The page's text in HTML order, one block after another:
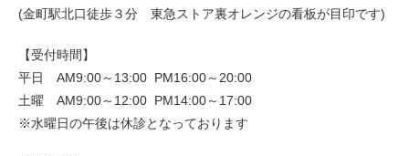
(金町駅北口徒歩３分 東急ストア裏オレンジの看板が目印です)
【受付時間】
平日 AM9:00～13:00 PM16:00～20:00
土曜 AM9:00～12:00 PM14:00～17:00
※水曜日の午後は休診となっております